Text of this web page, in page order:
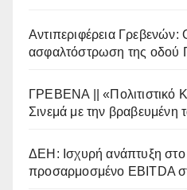
Αντιπεριφέρεια Γρεβενών:
ασφαλτόστρωση της οδού
ΓΡΕΒΕΝΑ || «Πολιτιστικό
Σινεμά με την βραβευμένη
ΔΕΗ: Ισχυρή ανάπτυξη στο
προσαρμοσμένο EBITDA